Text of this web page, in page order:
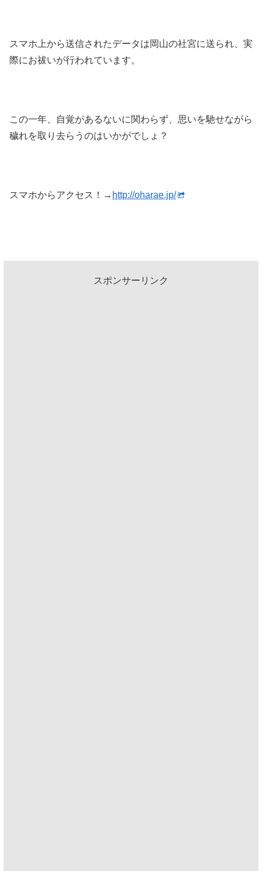
スマホ上から送信されたデータは岡山の社宮に送られ、実
際にお祓いが行われています。
この一年、自覚があるないに関わらず、思いを馳せながら
穢れを取り去らうのはいかがでしょ？
スマホからアクセス！→ http://oharae.jp/
スポンサーリンク